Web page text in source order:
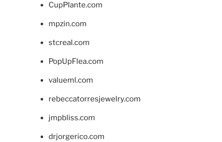
CupPlante.com
mpzin.com
stcreal.com
PopUpFlea.com
valueml.com
rebeccatorresjewelry.com
jmpbliss.com
drjorgerico.com